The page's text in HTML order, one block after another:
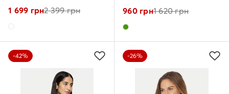
1 699 грн2 399грн 960грн1 620грн
-42% -26%